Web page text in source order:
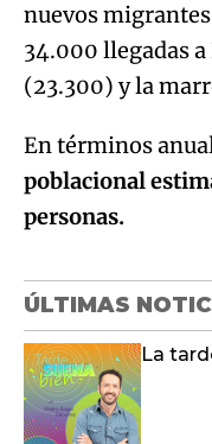
nuevos
34.000 llegadas
(23.300) y la
En términos
poblacional
personas.
ÚLTIMAS
La